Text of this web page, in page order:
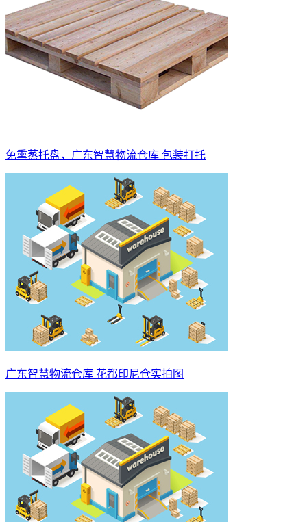
免熏蒸托盘，广东智慧物流仓库 包装打托
广东智慧物流仓库 花都印尼仓实拍图